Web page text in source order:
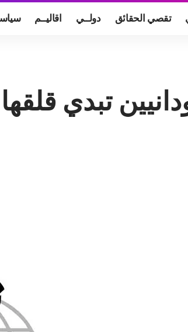
اقاليــم دولــي تقصي الحقائق
تبدي